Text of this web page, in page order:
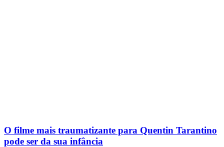
O filme mais traumatizante para Quentin Tarantino
pode ser da sua infância